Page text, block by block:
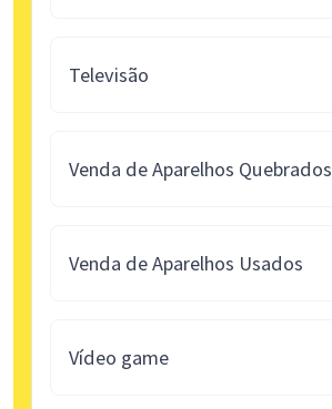
Televisão
Venda de Aparelhos Quebrados
Venda de Aparelhos Usados
Vídeo game